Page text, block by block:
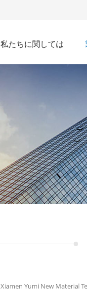
私たちに関しては
Xiamen Yumi New Material